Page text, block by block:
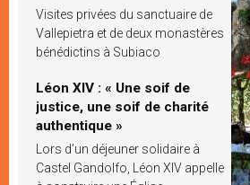
Visites privées du sanctuaire de
Vallepietra et de deux monastères
bénédictins à Subiaco
Léon XIV : « Une soif de
justice, une soif de charité
authentique »
Lors d’un déjeuner solidaire à
Castel Gandolfo, Léon XIV appelle